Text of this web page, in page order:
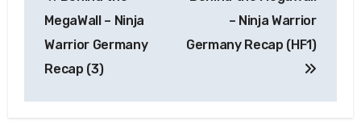
navigation
MegaWall – Ninja
Warrior Germany
Recap (3)
– Ninja Warrior
Germany Recap (HF1)